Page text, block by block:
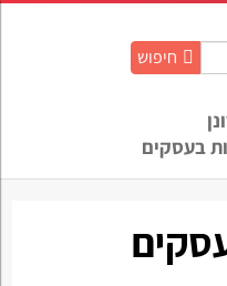
חיפוש
בעסקים